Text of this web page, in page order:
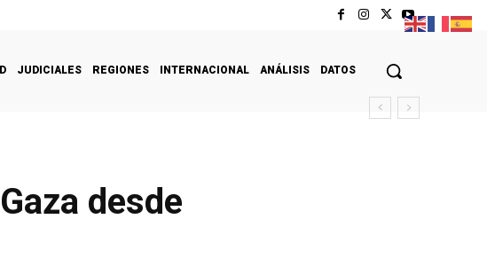
JUDICIALES REGIONES INTERNACIONAL ANÁLISIS DATOS
desde